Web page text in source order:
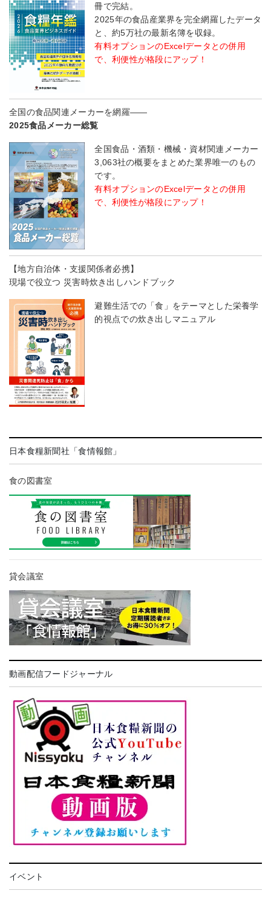
冊で完結。
2025年の食品産業界を完全網羅したデータ
と、約5万社の最新名簿を収録。
有料オプションのExcelデータとの併用
で、利便性が格段にアップ！
全国の食品関連メーカーを網羅――
2025食品メーカー総覧
全国食品・酒類・機械・資材関連メーカー
3,063社の概要をまとめた業界唯一のもの
です。
有料オプションのExcelデータとの併用
で、利便性が格段にアップ！
【地方自治体・支援関係者必携】
現場で役立つ 災害時炊き出しハンドブック
避難生活での「食」をテーマとした栄養学
的視点での炊き出しマニュアル
日本食糧新聞社「食情報館」
食の図書室
貸会議室
動画配信フードジャーナル
イベント